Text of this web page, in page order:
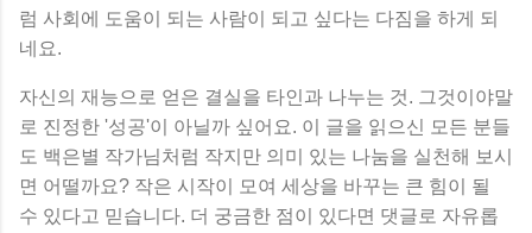
럼 사회에 도움이 되는 사람이 되고 싶다는 다짐을 하게 되
네요.
자신의 재능으로 얻은 결실을 타인과 나누는 것. 그것이야말
로 진정한 '성공'이 아닐까 싶어요. 이 글을 읽으신 모든 분들
도 백은별 작가님처럼 작지만 의미 있는 나눔을 실천해 보시
면 어떨까요? 작은 시작이 모여 세상을 바꾸는 큰 힘이 될
수 있다고 믿습니다. 더 궁금한 점이 있다면 댓글로 자유롭